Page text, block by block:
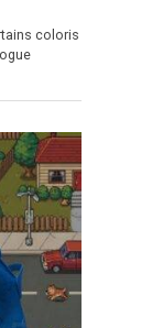
coloris